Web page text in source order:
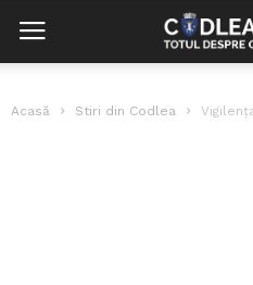
Acasă Stiri din Codlea Vigilența